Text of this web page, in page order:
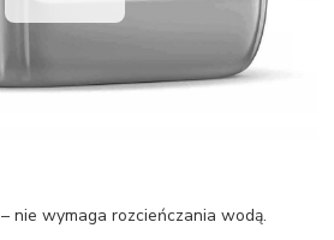
– nie wymaga rozcieńczania wodą.